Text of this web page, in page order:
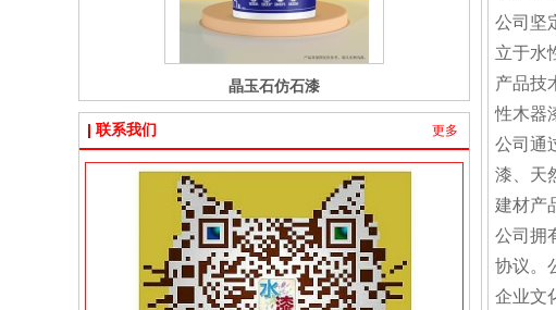
晶玉石仿石漆
联系我们 更多
公司坚
立于水
产品技
性木器
公司通
漆、天
建材产
公司拥
协议。
企业文